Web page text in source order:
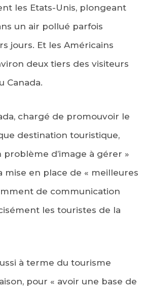
les Etats-Unis, plongeant
un air pollué parfois
jours. Et les Américains
deux tiers des visiteurs
Canada.
chargé de promouvoir le
destination touristique,
problème d’image à gérer »
mise en place de « meilleures
de communication
les touristes de la
à terme du tourisme
pour « avoir une base de